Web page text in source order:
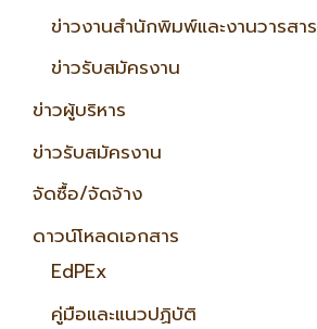
ข่าวงานสำนักพิมพ์และงานวารสาร
ข่าวรับสมัครงาน
ข่าวผู้บริหาร
ข่าวรับสมัครงาน
จัดซื้อ/จัดจ้าง
ดาวน์โหลดเอกสาร
EdPEx
คู่มือและแนวปฏิบัติ